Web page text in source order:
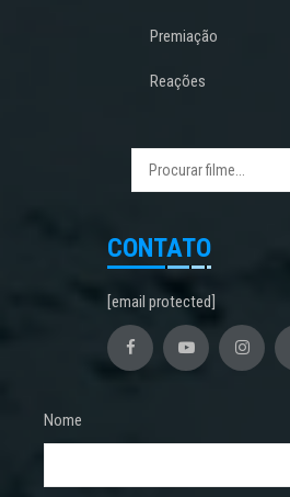
Premiação
Reações
CONTATO
[email protected]
Nome